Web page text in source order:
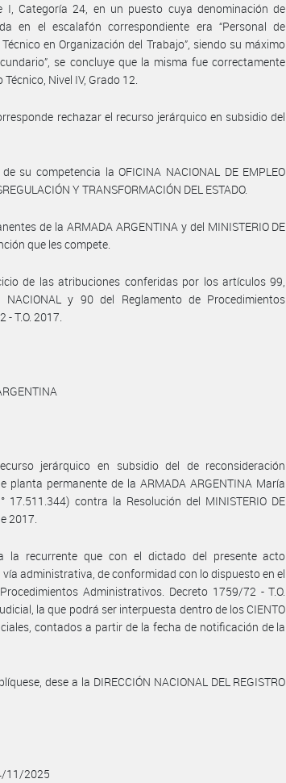
I, Categoría 24, en un puesto cuya denominación de
en el escalafón correspondiente era “Personal de
en Organización del Trabajo”, siendo su máximo
se concluye que la misma fue correctamente
Nivel IV, Grado 12.
rechazar el recurso jerárquico en subsidio del
su competencia la OFICINA NACIONAL DE EMPLEO
Y TRANSFORMACIÓN DEL ESTADO.
de la ARMADA ARGENTINA y del MINISTERIO DE
que les compete.
de las atribuciones conferidas por los artículos 99,
NACIONAL y 90 del Reglamento de Procedimientos
T.O. 2017.
jerárquico en subsidio del de reconsideración
planta permanente de la ARMADA ARGENTINA María
17.511.344) contra la Resolución del MINISTERIO DE
2017.
a la recurrente que con el dictado del presente acto
administrativa, de conformidad con lo dispuesto en el
Administrativos. Decreto 1759/72 - T.O.
la que podrá ser interpuesta dentro de los CIENTO
contados a partir de la fecha de notificación de la
dese a la DIRECCIÓN NACIONAL DEL REGISTRO
11/2025